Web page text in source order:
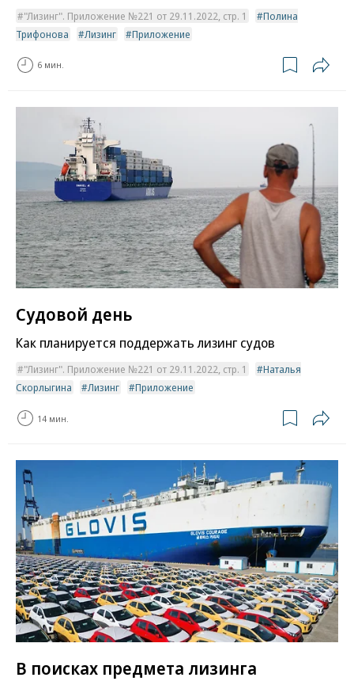
"Лизинг". Приложение №221 от 29.11.2022, стр. 1
Полина
Трифонова
Лизинг Приложение
6 мин.
Судовой день
Как планируется поддержать лизинг судов
"Лизинг". Приложение №221 от 29.11.2022, стр. 1
Наталья
Скорлыгина
Лизинг Приложение
14 мин.
В поисках предмета лизинга